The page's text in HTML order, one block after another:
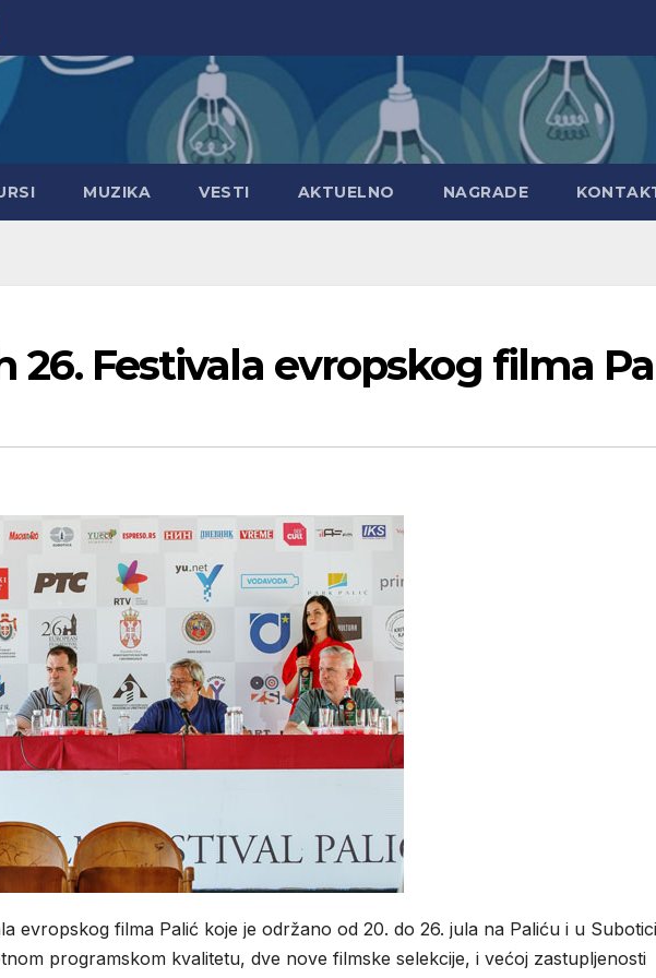
MUZIKA VESTI AKTUELNO NAGRADE
26. Festivala evropskog filma
evropskog filma Palić koje je održano od 20. do 26. jula na Paliću i u Subotici
programskom kvalitetu, dve nove filmske selekcije, i većoj zastupljenosti